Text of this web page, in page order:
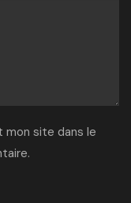
mon site dans le